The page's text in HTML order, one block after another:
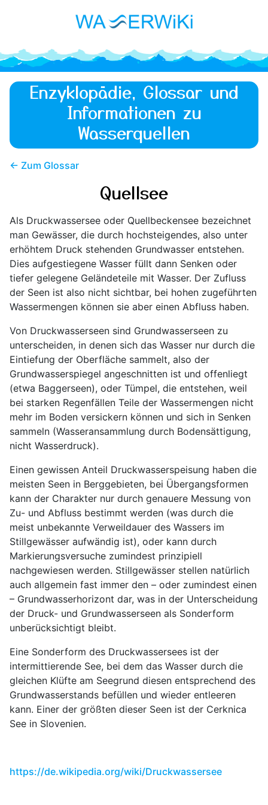
Enzyklopädie, Glossar und
Informationen zu
Wasserquellen
← Zum Glossar
Quellsee
Als Druckwassersee oder Quellbeckensee bezeichnet
man Gewässer, die durch hochsteigendes, also unter
erhöhtem Druck stehenden Grundwasser entstehen.
Dies aufgestiegene Wasser füllt dann Senken oder
tiefer gelegene Geländeteile mit Wasser. Der Zufluss
der Seen ist also nicht sichtbar, bei hohen zugeführten
Wassermengen können sie aber einen Abfluss haben.
Von Druckwasserseen sind Grundwasserseen zu
unterscheiden, in denen sich das Wasser nur durch die
Eintiefung der Oberfläche sammelt, also der
Grundwasserspiegel angeschnitten ist und offenliegt
(etwa Baggerseen), oder Tümpel, die entstehen, weil
bei starken Regenfällen Teile der Wassermengen nicht
mehr im Boden versickern können und sich in Senken
sammeln (Wasseransammlung durch Bodensättigung,
nicht Wasserdruck).
Einen gewissen Anteil Druckwasserspeisung haben die
meisten Seen in Berggebieten, bei Übergangsformen
kann der Charakter nur durch genauere Messung von
Zu- und Abfluss bestimmt werden (was durch die
meist unbekannte Verweildauer des Wassers im
Stillgewässer aufwändig ist), oder kann durch
Markierungsversuche zumindest prinzipiell
nachgewiesen werden. Stillgewässer stellen natürlich
auch allgemein fast immer den – oder zumindest einen
– Grundwasserhorizont dar, was in der Unterscheidung
der Druck- und Grundwasserseen als Sonderform
unberücksichtigt bleibt.
Eine Sonderform des Druckwassersees ist der
intermittierende See, bei dem das Wasser durch die
gleichen Klüfte am Seegrund diesen entsprechend des
Grundwasserstands befüllen und wieder entleeren
kann. Einer der größten dieser Seen ist der Cerknica
See in Slovenien.
https://de.wikipedia.org/wiki/Druckwassersee